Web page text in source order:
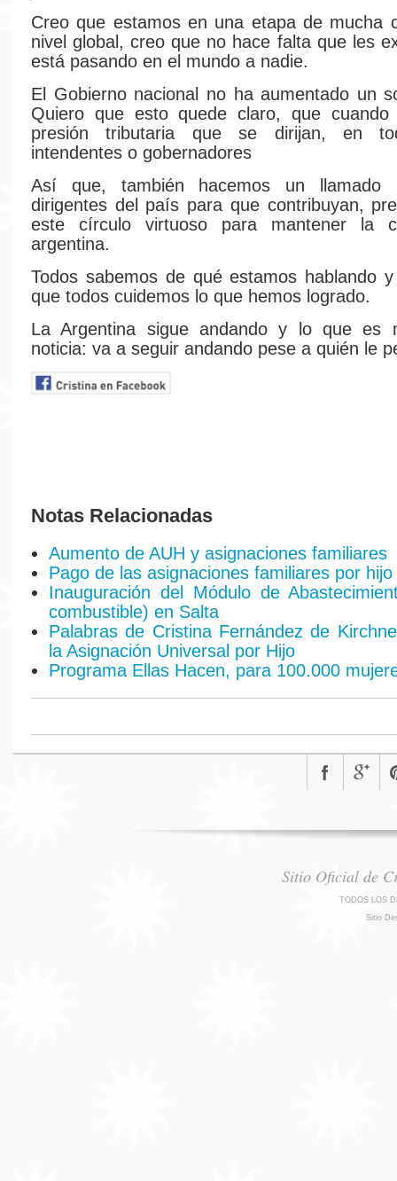
Creo que estamos en una etapa de mucha
nivel global, creo que no hace falta que les
está pasando en el mundo a nadie.
El Gobierno nacional no ha aumentado un
Quiero que esto quede claro, que
presión tributaria que se dirijan, en
intendentes o gobernadores
Así que, también hacemos un
dirigentes del país para que contribuyan,
este círculo virtuoso para mantener la
argentina.
Todos sabemos de qué estamos hablando
que todos cuidemos lo que hemos logrado.
La Argentina sigue andando y lo que es
noticia: va a seguir andando pese a quién le
Notas Relacionadas
Aumento de AUH y asignaciones familiares
Pago de las asignaciones familiares por
Inauguración del Módulo de
combustible) en Salta
Palabras de Cristina Fernández de
la Asignación Universal por Hijo
Programa Ellas Hacen, para 100.000
Sitio Oficial de
TODOS LOS
Sitio